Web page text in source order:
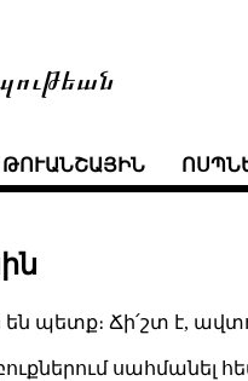
ԹՈՒԱՆՇԱՅԻՆ
պետք։ Ճի՛շտ է,
սահմանել